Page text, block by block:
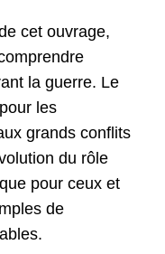
cet ouvrage,
la guerre. Le
les
grands conflits
du rôle
pour ceux et
de